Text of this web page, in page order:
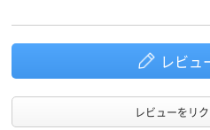
レビュ
レビューをリ